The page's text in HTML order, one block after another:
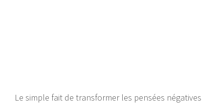
Le simple fait de transformer les pensées négatives